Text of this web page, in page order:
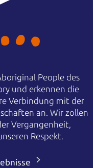
People des
und erkennen die
Verbindung mit der
an. Wir zollen
Vergangenheit,
Respekt.